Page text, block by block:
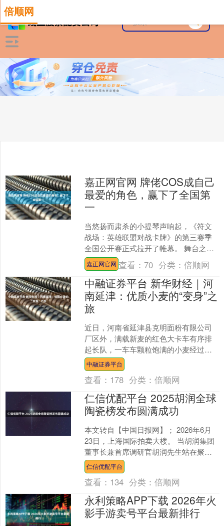
倍顺网
嘉正网官网 牌佬COS成自己
最爱的角色，赢下了全国第
一
当悠扬而肃杀的小提琴声响起，《符文
战场：英雄联盟对战卡牌》的第三赛季
全国公开赛正式拉开了帷幕。 舞台之
上，一名小提琴演奏家Cos成戏命
师“烬”，站在全场仅剩的一....
嘉正网官网 查看：70 分类：倍顺网
中融证券平台 新华财经｜河
南延津：优质小麦的“变身”之
旅
近日，河南省延津县克明面粉有限公司
厂区外，满载新麦的红色大卡车有序排
起长队，一车车颗粒饱满的小麦经过抽
检，陆续入仓，被源源不断送入生产车
间。小小的麦粒在此经过“....
中融证券平台
查看： 178 分类：倍顺网
仁信优配平台 2025胡润全球
陶瓷榜发布圆满成功
本文转自【中国日报网】； 2026年6月
23日，上海国际拍卖大楼。 当胡润集团
董事长兼首席调研官胡润先生站在聚光
灯下，正式发布《2025元正文化·胡润全
球陶瓷榜....
仁信优配平台
查看： 134 分类：倍顺网
永利策略APP下载 2026年火
影手游卖号平台最新排行